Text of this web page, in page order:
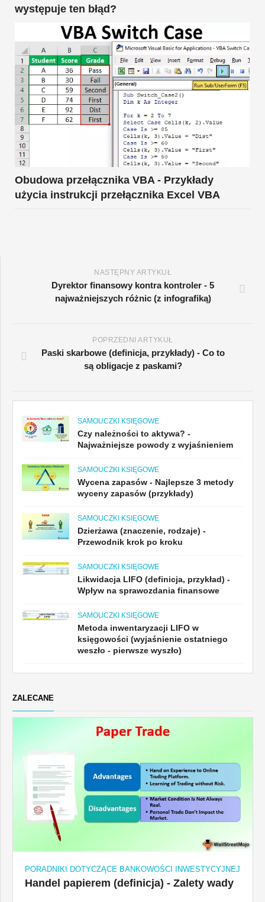
występuje ten błąd?
Obudowa przełącznika VBA - Przykłady
użycia instrukcji przełącznika Excel VBA
NASTĘPNY ARTYKUŁ
Dyrektor finansowy kontra kontroler - 5
najważniejszych różnic (z infografiką)
POPRZEDNI ARTYKUŁ
Paski skarbowe (definicja, przykłady) - Co to
są obligacje z paskami?
SAMOUCZKI KSIĘGOWE
Czy należności to aktywa? -
Najważniejsze powody z wyjaśnieniem
SAMOUCZKI KSIĘGOWE
Wycena zapasów - Najlepsze 3 metody
wyceny zapasów (przykłady)
SAMOUCZKI KSIĘGOWE
Dzierżawa (znaczenie, rodzaje) -
Przewodnik krok po kroku
SAMOUCZKI KSIĘGOWE
Likwidacja LIFO (definicja, przykład) -
Wpływ na sprawozdania finansowe
SAMOUCZKI KSIĘGOWE
Metoda inwentaryzacji LIFO w
księgowości (wyjaśnienie ostatniego
weszło - pierwsze wyszło)
ZALECANE
PORADNIKI DOTYCZĄCE BANKOWOŚCI INWESTYCYJNEJ
Handel papierem (definicja) - Zalety wady